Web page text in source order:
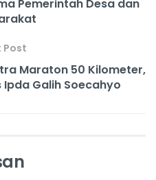
Pemerintah Desa dan
Post
Maraton 50 Kilometer,
Ipda Galih Soecahyo